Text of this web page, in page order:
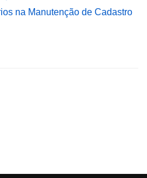
na Manutenção de Cadastro